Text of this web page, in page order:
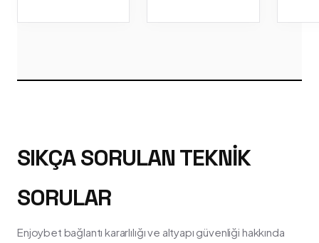
SIKÇA SORULAN TEKNIK
SORULAR
Enjoybet bağlantı kararlılığı ve altyapı güvenliği hakkında